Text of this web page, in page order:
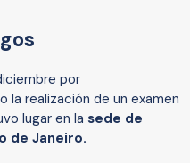
por
realización de un examen
lugar en la sede de
de Janeiro.